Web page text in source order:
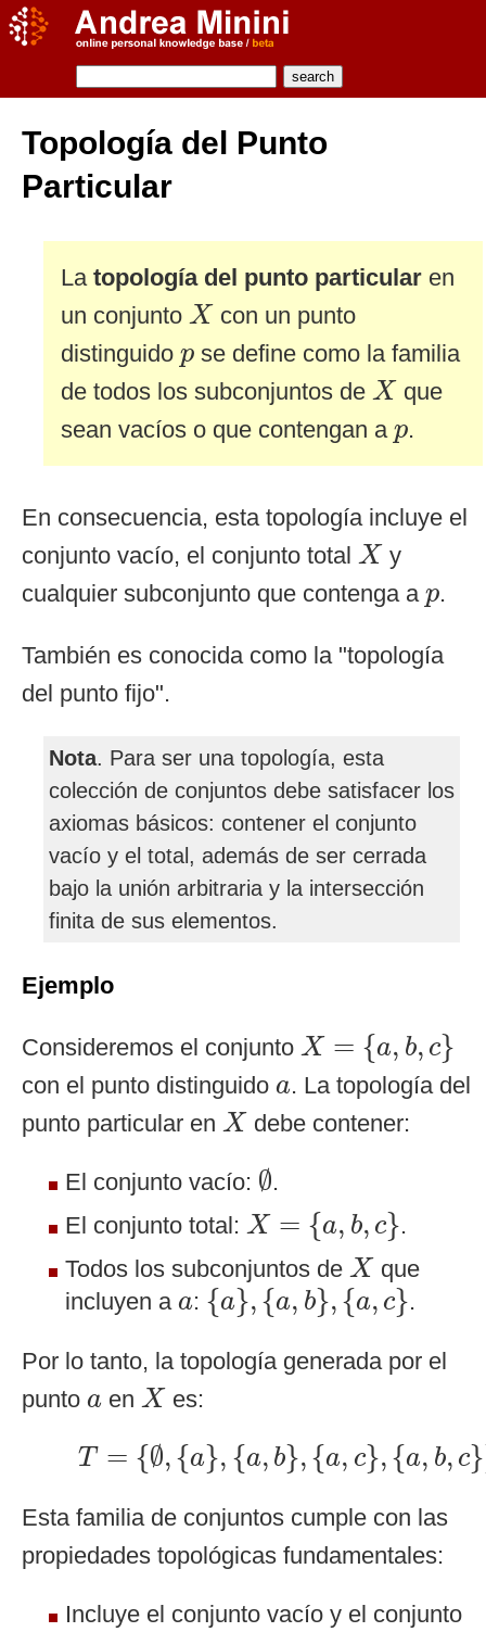
Topología del Punto
Particular
La topología del punto particular en
un conjunto X
X con un punto
distinguido p
p se define como la familia
de todos los subconjuntos de X
X que
sean vacíos o que contengan a p
p.
En consecuencia, esta topología incluye el
conjunto vacío, el conjunto total X
X y
cualquier subconjunto que contenga a p
p.
También es conocida como la "topología
del punto fijo".
Nota. Para ser una topología, esta
colección de conjuntos debe satisfacer los
axiomas básicos: contener el conjunto
vacío y el total, además de ser cerrada
bajo la unión arbitraria y la intersección
finita de sus elementos.
Ejemplo
Consideremos el conjunto X = {a, b, c}
X= b }
con el punto distinguido a
a. La topología del
punto particular en X
X debe contener:
El conjunto vacío: ∅
∅.
El conjunto total: X = {a, b, c}
X= b, }
.
Todos los subconjuntos de X
X que
incluyen a a
a: {a},{a, b},{a, c}
{a},{a,b},{a, c} .
Por lo tanto, la topología generada por el
punto a
a en X
X es:
T = {∅,{a}, {a, b},{a, c},{a, b, c}
={ ∅, a ,{ b} a ,{ ,b c}
Esta familia de conjuntos cumple con las
propiedades topológicas fundamentales:
Incluye el conjunto vacío y el conjunto